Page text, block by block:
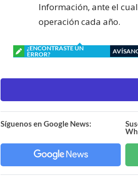
Información, ante el
operación cada año.
¿ENCONTRASTE UN
ERROR?
Síguenos en Google News: